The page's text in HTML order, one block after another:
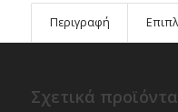
Περιγραφή
Σχετικά προϊόντα